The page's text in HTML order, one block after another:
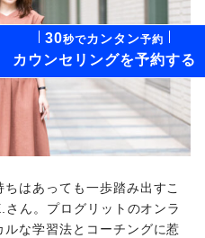
30秒でカンタン予約
カウンセリングを予約する
ちはあっても一歩踏み出すこ
ん。プログリットのオンラ
な学習法とコーチングに惹